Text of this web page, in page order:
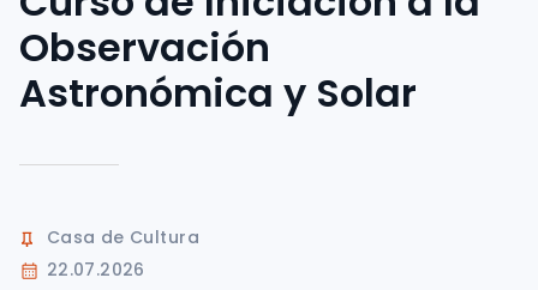
Observación
Astronómica y Solar
Casa de Cultura
22.07.2026